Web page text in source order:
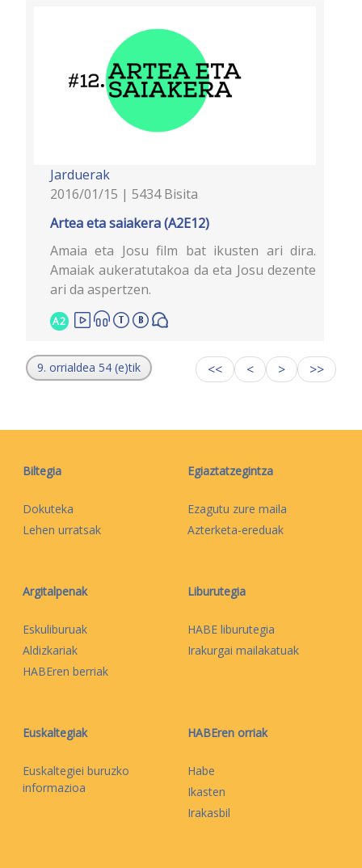
Jarduerak
2016/01/15 | 5434 Bisita
Artea eta saiakera (A2E12)
Amaia eta Josu film bat ikusten ari dira.
Amaiak aukeratutakoa da eta Josu dezente
ari da aspertzen.
A2
9. orrialdea 54 (e)tik << < > >>
Biltegia
Dokuteka
Lehen urratsak
Egiaztatzegintza
Ezagutu zure maila
Azterketa-ereduak
Argitalpenak
Eskuliburuak
Aldizkariak
HABEren berriak
Liburutegia
HABE liburutegia
Irakurgai mailakatuak
Euskaltegiak
Euskaltegiei buruzko
informazioa
HABEren orriak
Habe
Ikasten
Irakasbil